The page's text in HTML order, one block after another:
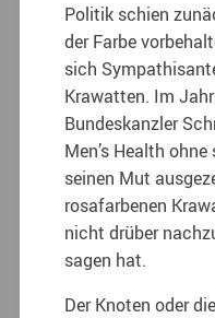
Politik schien
der Farbe
sich
Krawatten. Im
Bundeskanzler
Men’s Health
seinen Mut
rosafarbenen
nicht drüber
sagen hat.
Der Knoten oder